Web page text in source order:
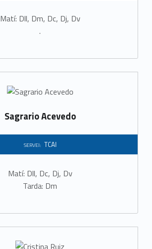
Matí: Dll, Dm, Dc, Dj, Dv
.
Sagrario Acevedo
SERVEI: TCAI
Matí: Dll, Dc, Dj, Dv
Tarda: Dm